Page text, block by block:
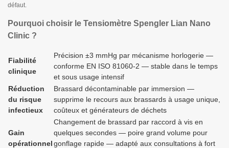
défaut.
Pourquoi choisir le Tensiomètre Spengler Lian Nano
Clinic ?
Fiabilité
clinique
Précision ±3 mmHg par mécanisme horlogerie —
conforme EN ISO 81060-2 — stable dans le temps
et sous usage intensif
Réduction
du risque
infectieux
Brassard décontaminable par immersion —
supprime le recours aux brassards à usage unique,
coûteux et générateurs de déchets
Gain
opérationnel
Changement de brassard par raccord à vis en
quelques secondes — poire grand volume pour
gonflage rapide — adapté aux consultations à fort